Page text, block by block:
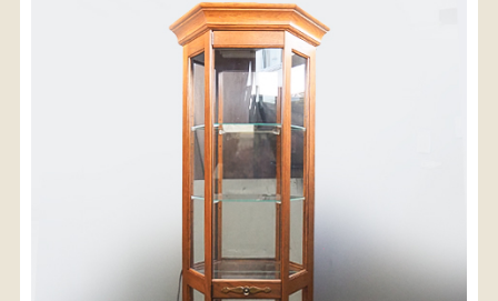
※沖縄県につきましてはお手数をお掛け致しますが、
店舗までお問い合わせ下さい。
03-3468-0853